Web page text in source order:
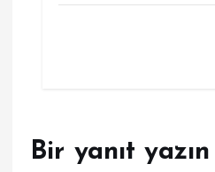
Bir yanıt yazın